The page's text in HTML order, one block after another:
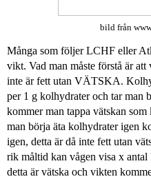
bild från
Många som följer LCHF eller
vikt. Vad man måste förstå är
inte är fett utan VÄTSKA.
per 1 g kolhydrater och tar man
kommer man tappa vätskan
man börja äta kolhydrater igen
igen, detta är då inte fett utan
rik måltid kan vågen visa x
detta är vätska och vikten